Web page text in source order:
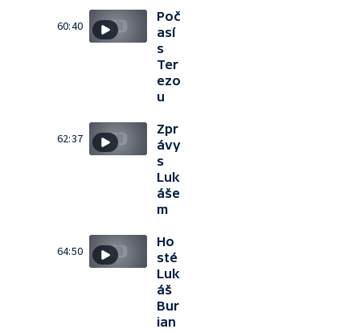
60:40
Poč
así
s
Ter
ezo
u
62:37
Zpr
ávy
s
Luk
áše
m
64:50
Ho
sté
Luk
áš
Bur
ian